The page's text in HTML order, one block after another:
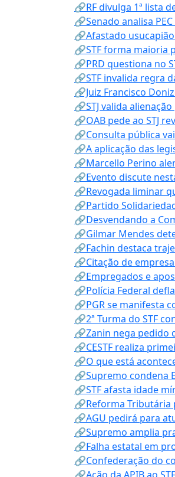
🔗RF divulga 1ª lista
🔗Senado analisa
🔗Afastado
🔗STF forma maioria
🔗PRD questiona no
🔗STF invalida regra
🔗Juiz Francisco
🔗STJ valida
🔗OAB pede ao STJ
🔗Consulta pública
🔗A aplicação das
🔗Marcello Perino
🔗Evento discute
🔗Revogada liminar
🔗Partido
🔗Desvendando a
🔗Gilmar Mendes
🔗Fachin destaca
🔗Citação de
🔗Empregados e
🔗Polícia Federal
🔗PGR se manifesta
🔗2ª Turma do STF
🔗Zanin nega pedido
🔗CESTF realiza
🔗O que está
🔗Supremo condena
🔗STF afasta idade
🔗Reforma Tributária
🔗AGU pedirá para
🔗Supremo amplia
🔗Falha estatal em
🔗Confederação do